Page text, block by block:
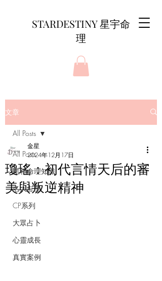
STARDESTINY 星宇命
理
文章
All Posts
星相命理知識
名人占星
CP系列
大眾占卜
心靈成長
真實案例
All Posts
瓊瑤：初代言情天后的審
美與叛逆精神
金星
2024年12月17日